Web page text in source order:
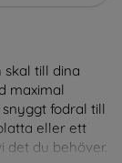
till dina
maximal
fodral till
eller ett
det du behöver.